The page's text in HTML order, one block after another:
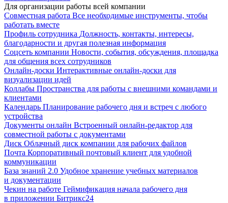
Для организации работы всей компании
Совместная работа Все необходимые инструменты, чтобы
работать вместе
Профиль сотрудника Должность, контакты, интересы,
благодарности и другая полезная информация
Соцсеть компании Новости, события, обсуждения, площадка
для общения всех сотрудников
Онлайн-доски Интерактивные онлайн-доски для
визуализации идей
Коллабы Пространства для работы с внешними командами и
клиентами
Календарь Планирование рабочего дня и встреч с любого
устройства
Документы онлайн Встроенный онлайн-редактор для
совместной работы с документами
Диск Облачный диск компании для рабочих файлов
Почта Корпоративный почтовый клиент для удобной
коммуникации
База знаний 2.0 Удобное хранение учебных материалов
и документации
Чекин на работе Геймификация начала рабочего дня
в приложении Битрикс24